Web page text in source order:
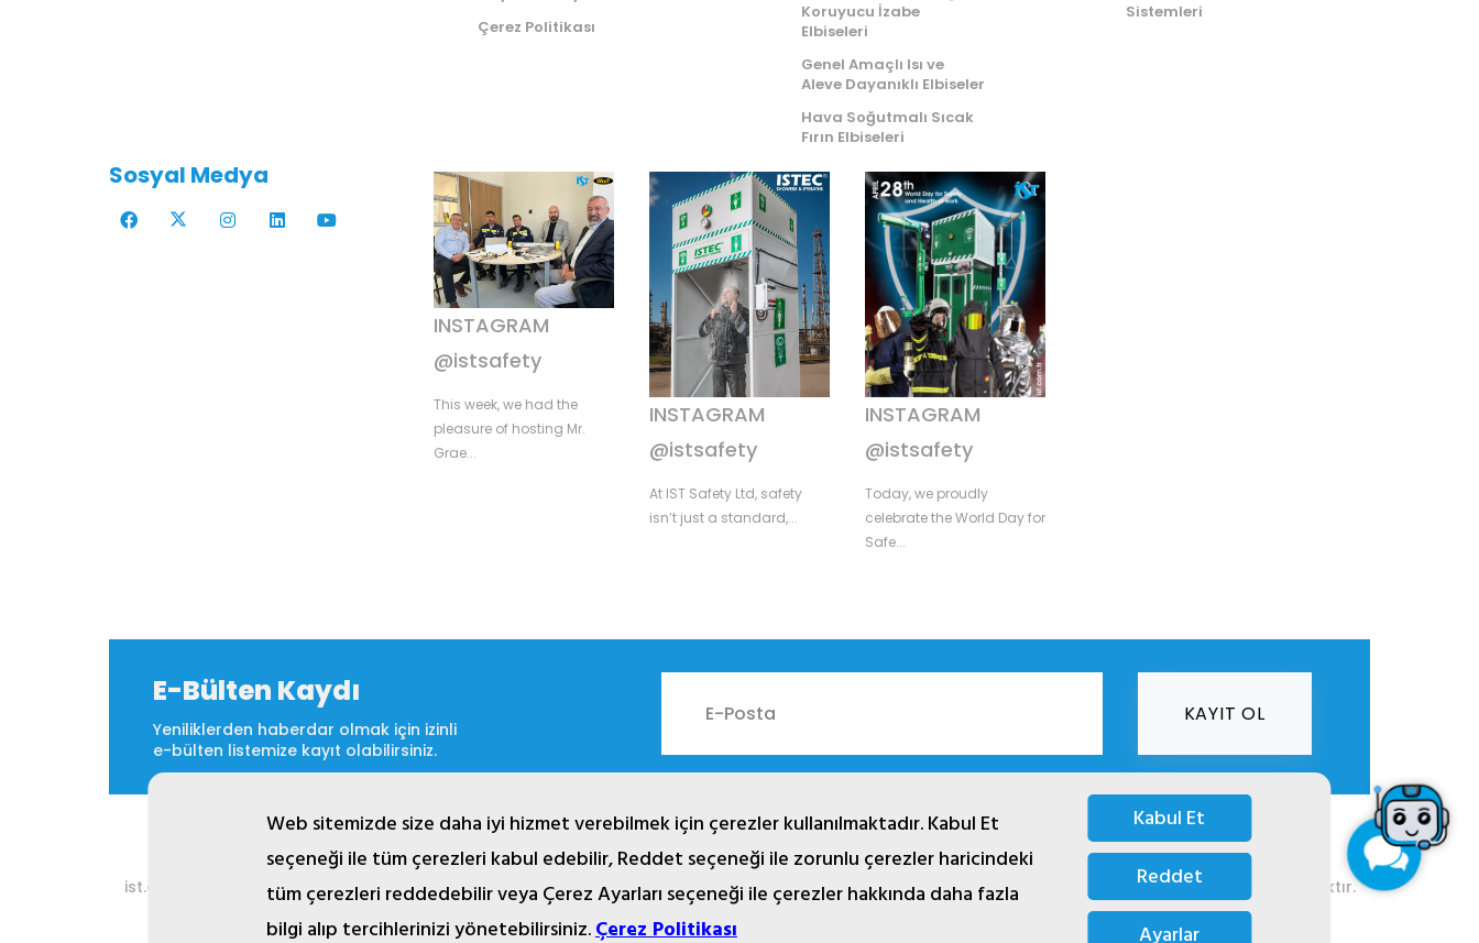
Web sitemizde size daha iyi hizmet verebilmek için çerezler kullanılmaktadır. Kabul Et
seçeneği ile tüm çerezleri kabul edebilir, Reddet seçeneği ile zorunlu çerezler haricindeki
tüm çerezleri reddedebilir veya Çerez Ayarları seçeneği ile çerezler hakkında daha fazla
bilgi alıp tercihlerinizi yönetebilirsiniz.Çerez Politikası
Kabul Et
Reddet
Ayarlar
Çerez Politikası
Koruyucu İzabe
Elbiseleri
Genel Amaçlı Isı ve
Aleve Dayanıklı Elbiseler
Hava Soğutmalı Sıcak
Fırın Elbiseleri
Sistemleri
Sosyal Medya
INSTAGRAM
@istsafety
This week, we had the
pleasure of hosting Mr.
Grae...
INSTAGRAM
@istsafety
At IST Safety Ltd, safety
isn’t just a standard,...
INSTAGRAM
@istsafety
Today, we proudly
celebrate the World Day for
Safe...
E-Bülten Kaydı
Yeniliklerden haberdar olmak için izinli
e-bülten listemize kayıt olabilirsiniz.
KAYIT OL
2024 © Copyright İST İşçi Sağlığı Teçhizatı San. Tic. Ltd. Şti.
ist.com.tr internet sitesinde yer alan bütün görsel, yazı, çizim, animasyon ve diğer materyaller tescilli olup, izinsiz kopyalanması ya da kullanması yasaktır.
Her Hakkı Saklıdır.